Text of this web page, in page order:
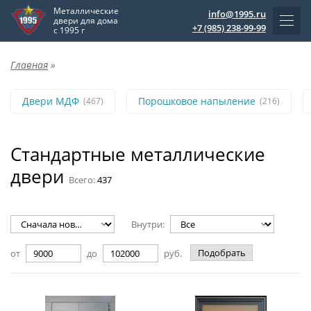
Металлические
двери для дома
с 1995 г
info@1995.ru
+7 (985) 238-99-99
Главная »
Двери МДФ (467) Порошковое напыление (216)
Стандартные металлические
двери Всего:437
Внутри:
от до руб. Подобрать